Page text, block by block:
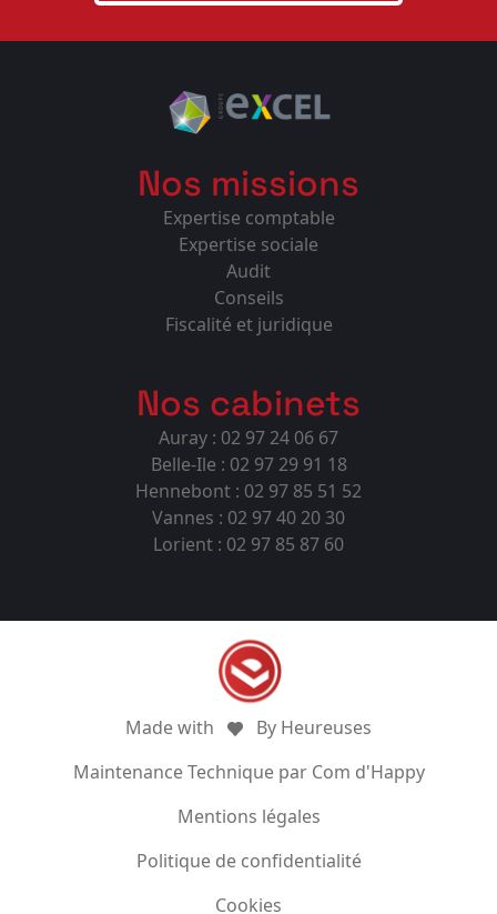
Nos missions
Expertise comptable
Expertise sociale
Audit
Conseils
Fiscalité et juridique
Nos cabinets
Auray : 02 97 24 06 67
Belle-Ile : 02 97 29 91 18
Hennebont : 02 97 85 51 52
Vannes : 02 97 40 20 30
Lorient : 02 97 85 87 60
Made with
By Heureuses
Maintenance Technique par Com d'Happy
Mentions légales
Politique de confidentialité
Cookies